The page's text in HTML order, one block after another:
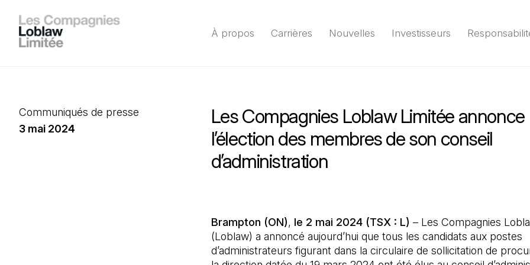
À propos Carrières Nouvelles Investisseurs
Communiqués de presse
3 mai 2024
Les Compagnies Loblaw Limitée annonce
l’élection des membres de son conseil
d’administration
Brampton (ON), le 2 mai 2024 (TSX : L) – Les Compagnies
(Loblaw) a annoncé aujourd’hui que tous les candidats aux postes
d’administrateurs figurant dans la circulaire de sollicitation de